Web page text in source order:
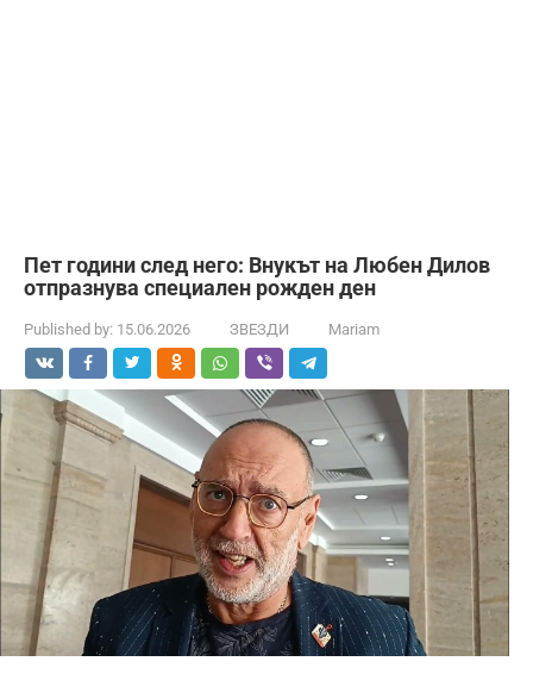
Пет години след него: Внукът на Любен Дилов
отпразнува специален рожден ден
Published by: 15.06.2026 ЗВЕЗДИ Mariam